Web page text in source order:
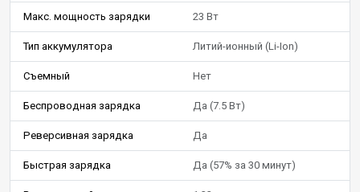
Макс. мощность зарядки 23 Вт
Тип аккумулятора Литий-ионный (Li-Ion)
Съемный Нет
Беспроводная зарядка Да (7.5 Вт)
Реверсивная зарядка Да
Быстрая зарядка Да (57% за 30 минут)